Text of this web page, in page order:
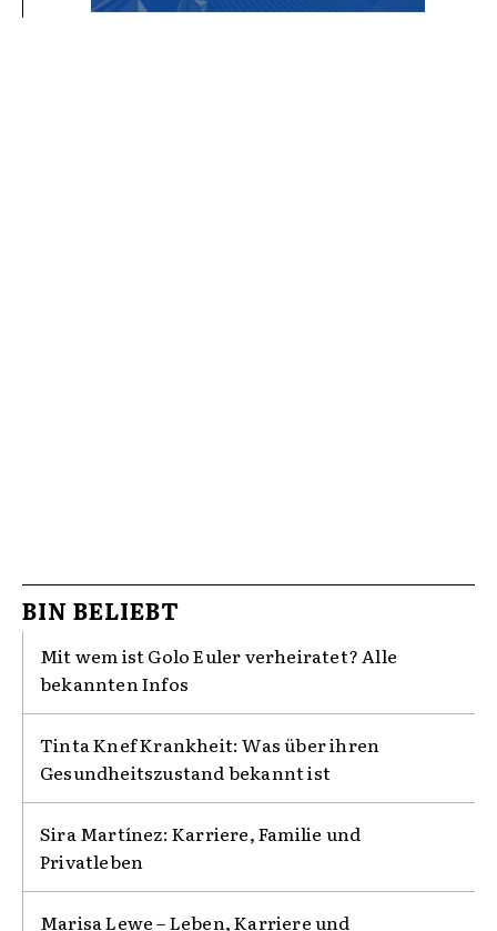
BIN BELIEBT
Mit wem ist Golo Euler verheiratet? Alle
bekannten Infos
Tinta Knef Krankheit: Was über ihren
Gesundheitszustand bekannt ist
Sira Martínez: Karriere, Familie und
Privatleben
Marisa Lewe – Leben, Karriere und